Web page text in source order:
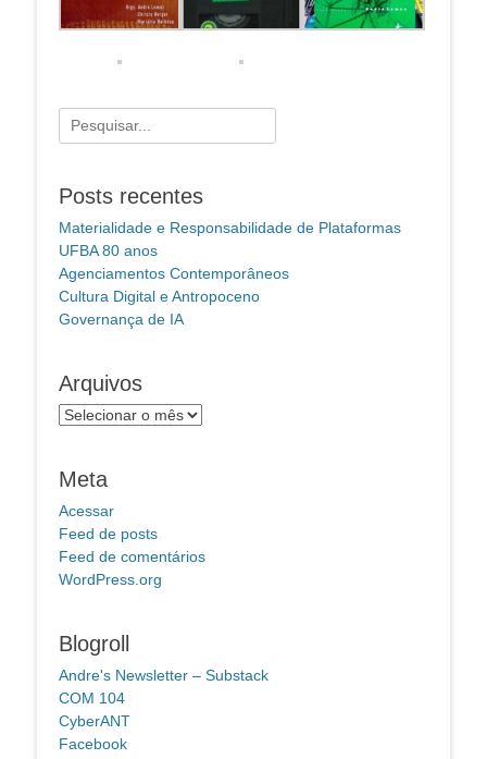
Pesquisar
por:
Posts recentes
Materialidade e Responsabilidade de Plataformas
UFBA 80 anos
Agenciamentos Contemporâneos
Cultura Digital e Antropoceno
Governança de IA
Arquivos
Arquivos
Meta
Acessar
Feed de posts
Feed de comentários
WordPress.org
Blogroll
Andre's Newsletter – Substack
COM 104
CyberANT
Facebook